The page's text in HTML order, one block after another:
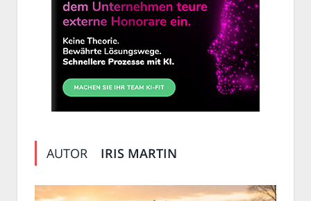
AUTOR IRIS MARTIN